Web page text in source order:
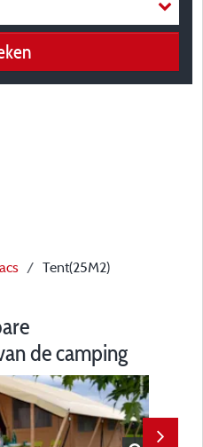
Tent(25M2)
de camping